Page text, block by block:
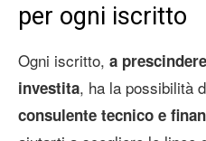
per ogni iscritto
Ogni iscritto, a
investita, ha la possibilità
consulente tecnico e